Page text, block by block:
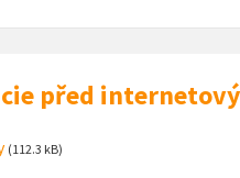
před
(112.3 kB)